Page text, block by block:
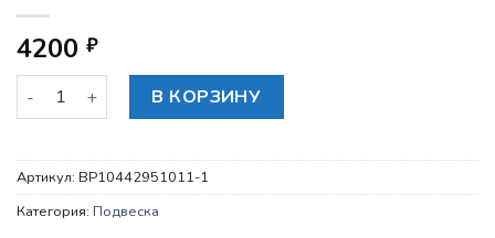
4200 ₽
Количество товара Лист задней рессоры BAW-1044
В КОРЗИНУ
Артикул: BP10442951011-1
Категория: Подвеска